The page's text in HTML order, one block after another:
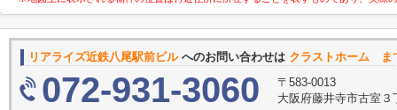
リアライズ近鉄八尾駅前ビルへのお問い合わせは クラストホーム ま
072-931-3060
〒583-0013
大阪府藤井寺市古室